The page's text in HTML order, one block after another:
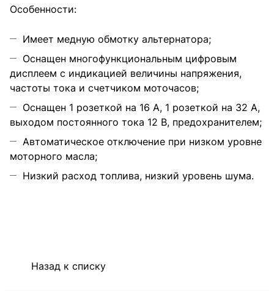
Особенности:
Имеет медную обмотку альтернатора;
Оснащен многофункциональным цифровым
дисплеем с индикацией величины напряжения,
частоты тока и счетчиком моточасов;
Оснащен 1 розеткой на 16 А, 1 розеткой на 32 А,
выходом постоянного тока 12 В, предохранителем;
Автоматическое отключение при низком уровне
моторного масла;
Низкий расход топлива, низкий уровень шума.
Назад к списку